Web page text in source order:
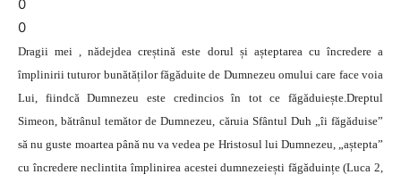
0
0
Dragii mei , nădejdea creștină este dorul și așteptarea cu încredere a
împlinirii tuturor bunătăților făgăduite de Dumnezeu omului care face voia
Lui, fiindcă Dumnezeu este credincios în tot ce făgăduiește.Dreptul
Simeon, bătrânul temător de Dumnezeu, căruia Sfântul Duh „îi făgăduise”
să nu guste moartea până nu va vedea pe Hristosul lui Dumnezeu, „aștepta”
cu încredere neclintita împlinirea acestei dumnezeiești făgăduințe (Luca 2,